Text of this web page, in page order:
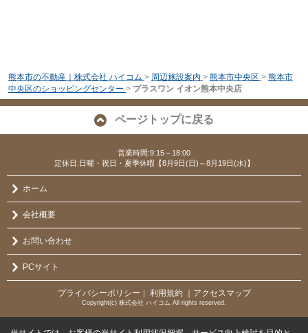
熊本市の不動産｜株式会社 ハイコム > 周辺施設案内 > 熊本市中央区 > 熊本市
中央区のショッピングセンター > プラスワン イオン熊本中央店
ページトップに戻る
営業時間:9:15～18:00
定休日:日曜・祝日・夏季休暇【8月9日(日)～8月19日(水)】
ホーム
会社概要
お問い合わせ
PCサイト
プライバシーポリシー ｜ 利用規約 ｜アクセスマップ
Copyright(c) 株式会社 ハイコム All rights reserved.